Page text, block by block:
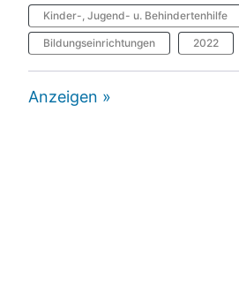
Kinder-, Jugend- u. Behindertenhilfe
Bildungseinrichtungen 2022
Anzeigen »